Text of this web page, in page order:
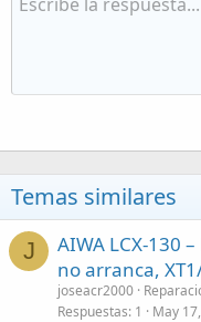
Temas similares
J
AIWA LCX-130
no arranca,
joseacr2000
Respuestas 1 May